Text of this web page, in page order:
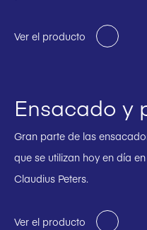
Ver el producto
Ensacado y
Gran parte de las
que se utilizan hoy en día
Claudius Peters.
Ver el producto